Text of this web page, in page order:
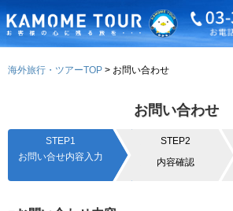
海外旅行・ツアーTOP お問い合わせ
お問い合わせ
STEP1
お問い合せ内容入力
STEP2
内容確認